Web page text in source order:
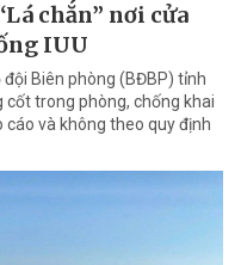
chắn” nơi cửa
IUU
Biên phòng (BĐBP) tỉnh
trong phòng, chống khai
và không theo quy định